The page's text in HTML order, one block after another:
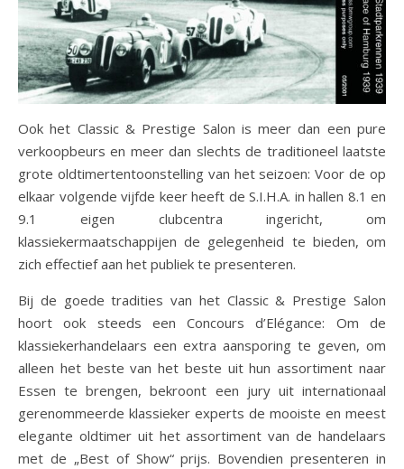
Ook het Classic & Prestige Salon is meer dan een pure
verkoopbeurs en meer dan slechts de traditioneel laatste
grote oldtimertentoonstelling van het seizoen: Voor de op
elkaar volgende vijfde keer heeft de S.I.H.A. in hallen 8.1 en
9.1 eigen clubcentra ingericht, om
klassiekermaatschappijen de gelegenheid te bieden, om
zich effectief aan het publiek te presenteren.
Bij de goede tradities van het Classic & Prestige Salon
hoort ook steeds een Concours d’Elégance: Om de
klassiekerhandelaars een extra aansporing te geven, om
alleen het beste van het beste uit hun assortiment naar
Essen te brengen, bekroont een jury uit internationaal
gerenommeerde klassieker experts de mooiste en meest
elegante oldtimer uit het assortiment van de handelaars
met de „Best of Show“ prijs. Bovendien presenteren in